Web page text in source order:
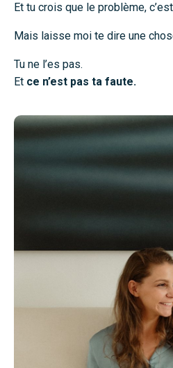
Et tu crois que le problème,
Mais laisse moi te dire une
Tu ne l’es pas.
Et ce n’est pas ta faute.